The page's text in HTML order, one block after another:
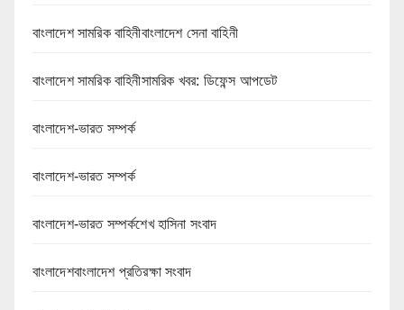
বাংলাদেশ সামরিক বাহিনীবাংলাদেশ সেনা বাহিনী
বাংলাদেশ সামরিক বাহিনীসামরিক খবর: ডিফেন্স আপডেট
বাংলাদেশ-ভারত সম্পর্ক
বাংলাদেশ-ভারত সম্পর্ক
বাংলাদেশ-ভারত সম্পর্কশেখ হাসিনা সংবাদ
বাংলাদেশবাংলাদেশ প্রতিরক্ষা সংবাদ